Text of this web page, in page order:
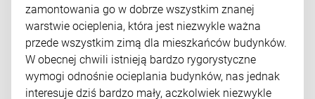
zamontowania go w dobrze wszystkim znanej
warstwie ocieplenia, która jest niezwykle ważna
przede wszystkim zimą dla mieszkańców budynków.
W obecnej chwili istnieją bardzo rygorystyczne
wymogi odnośnie ocieplania budynków, nas jednak
interesuje dziś bardzo mały, aczkolwiek niezwykle